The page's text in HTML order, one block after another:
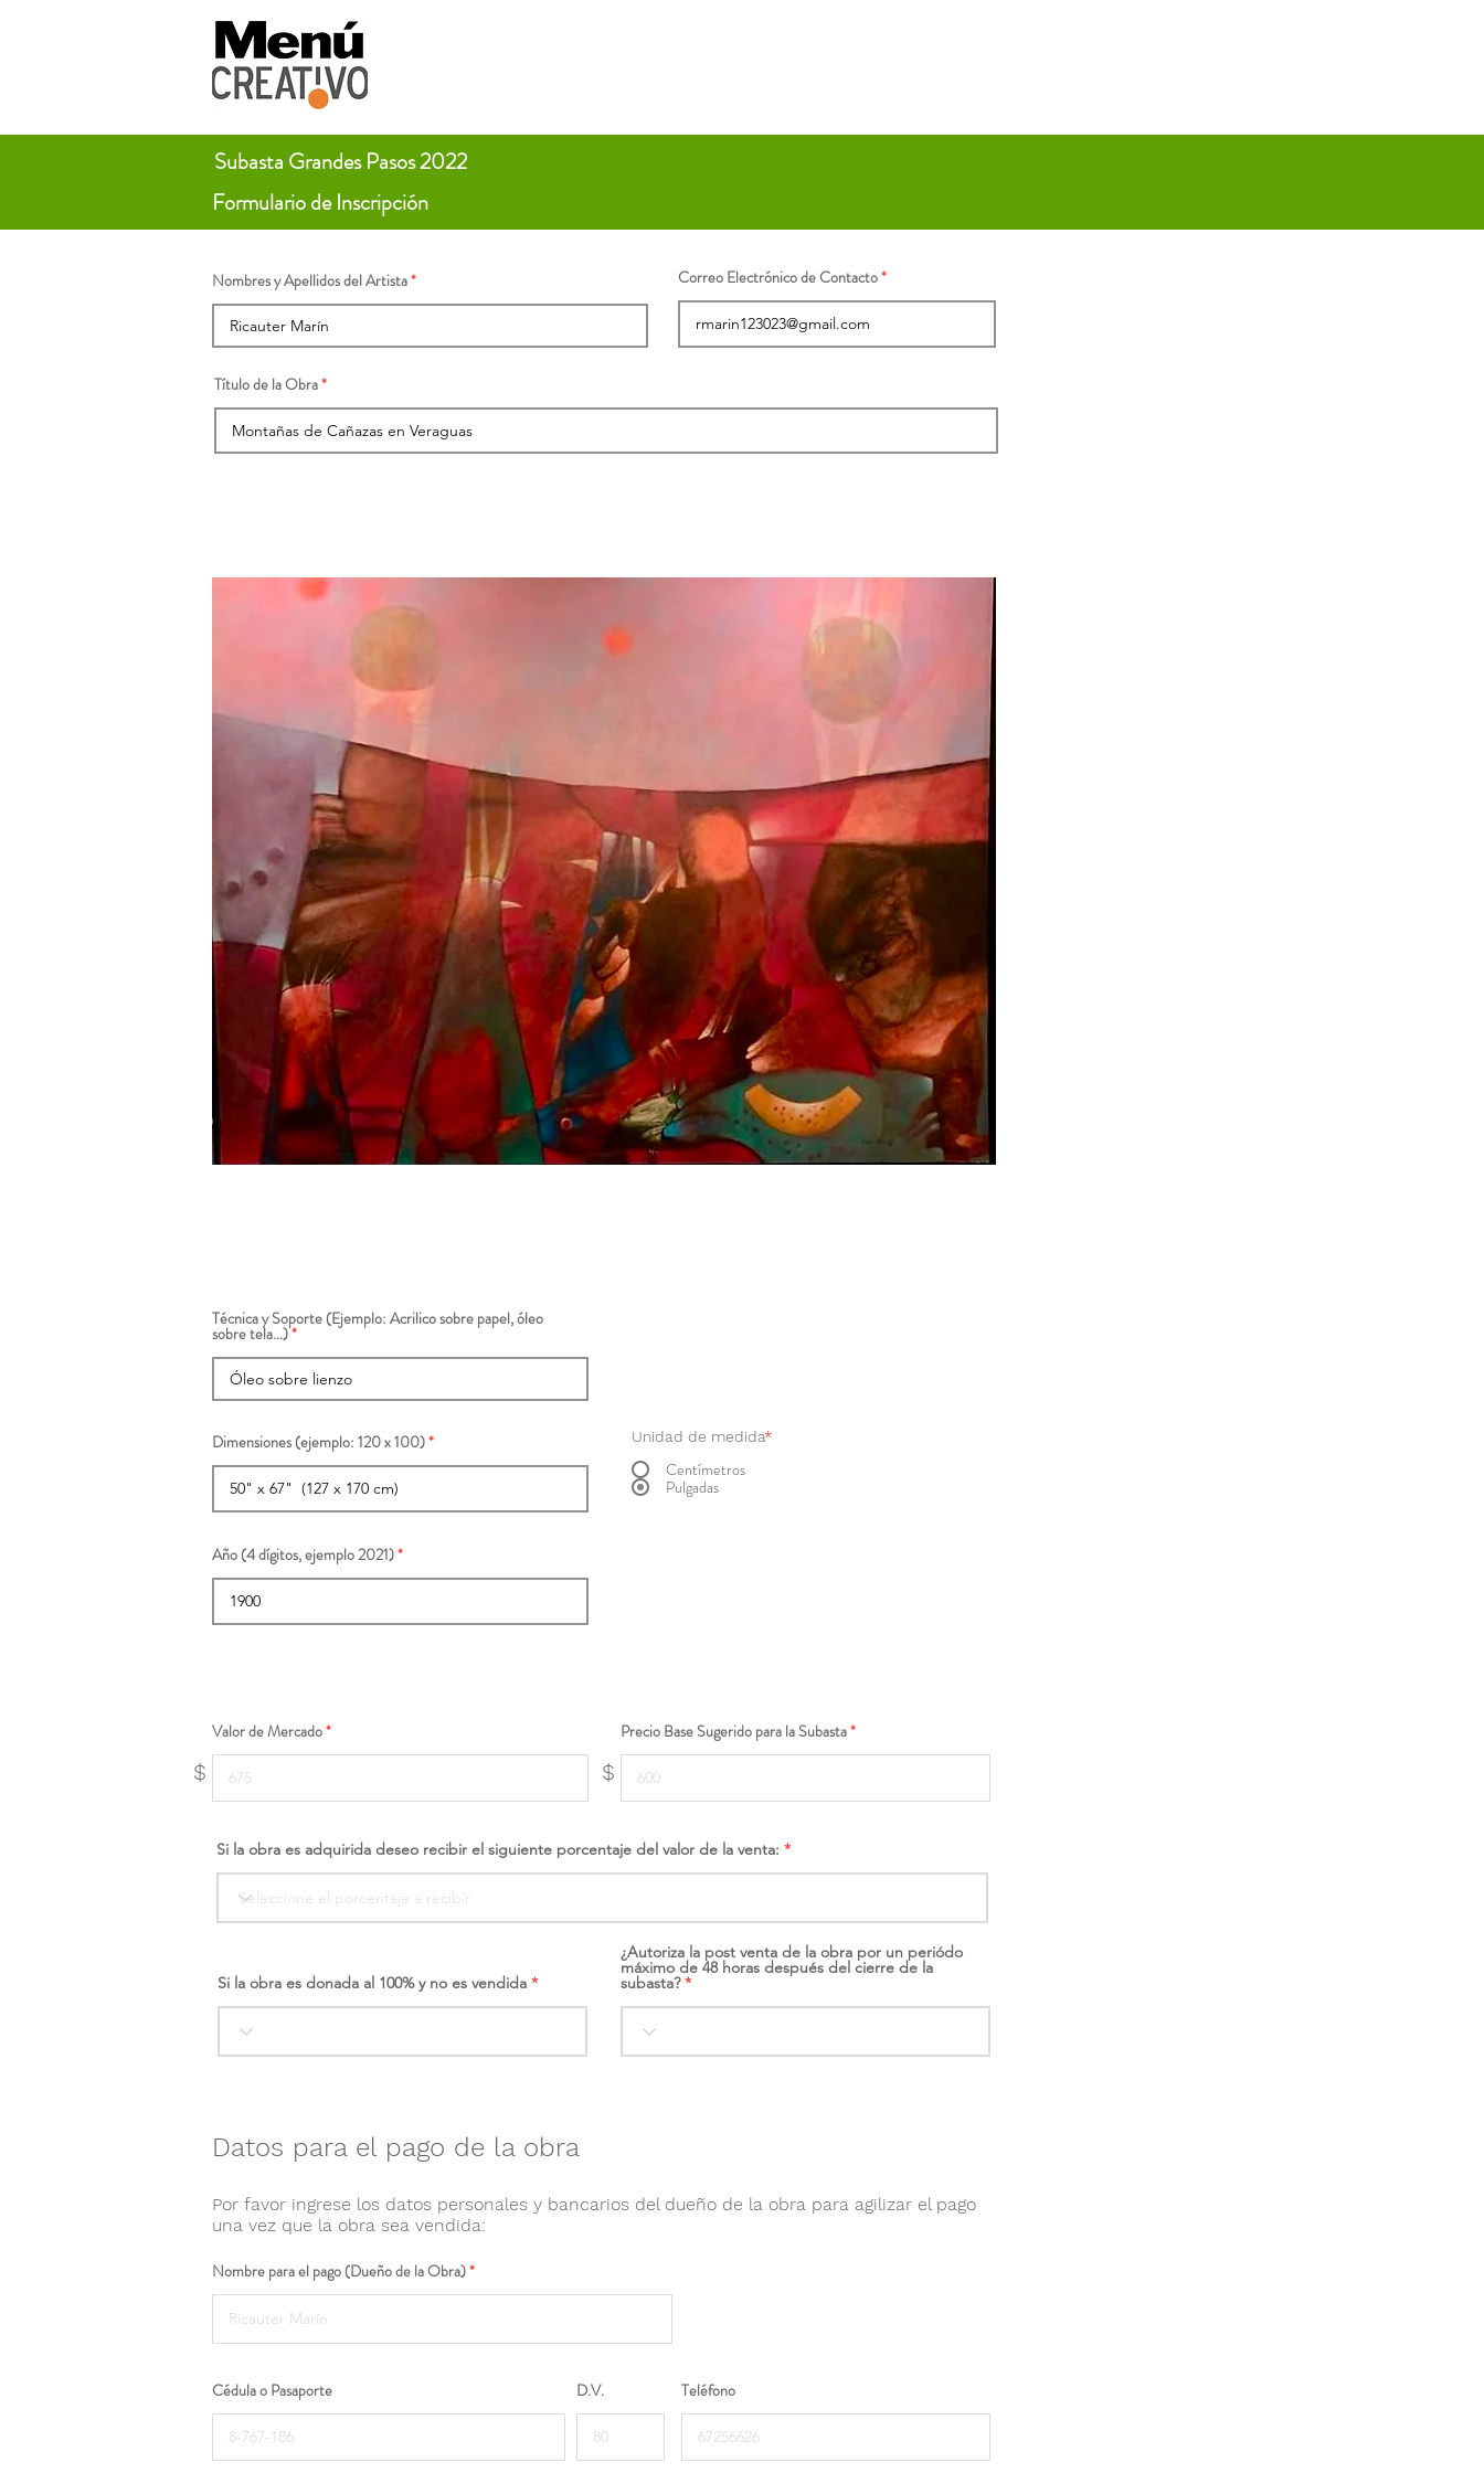
Subasta Grandes Pasos 2022
Formulario de Inscripción
Nombres y Apellidos del Artista Correo Electrónico de Contacto
Título de la Obra
Técnica y Soporte (Ejemplo: Acrilico sobre papel, óleo
sobre tela...)
Dimensiones (ejemplo: 120 x 100) Unidad de medida*
Centímetros
Pulgadas
Año (4 dígitos, ejemplo 2021)
$
Valor de Mercado
$
Precio Base Sugerido para la Subasta
Si la obra es adquirida deseo recibir el siguiente porcentaje del valor de la venta:
Si la obra es donada al 100% y no es vendida
¿Autoriza la post venta de la obra por un periódo
máximo de 48 horas después del cierre de la
subasta?
Datos para el pago de la obra
Por favor ingrese los datos personales y bancarios del dueño de la obra para agilizar el pago
una vez que la obra sea vendida:
Nombre para el pago (Dueño de la Obra)
Cédula o Pasaporte D.V. Teléfono